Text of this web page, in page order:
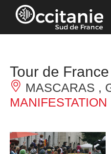
Panneau de gestion des
Tour de
MASCARAS ,
MANIFESTATION